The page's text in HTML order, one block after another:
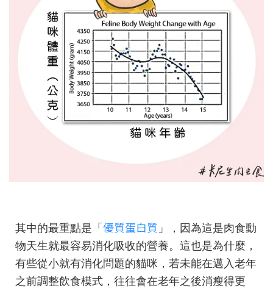
其中的最重點是「 優質蛋白質 」，因為這是肉食動
物天生就最容易消化吸收的營養。這也是為什麼，
有些從小就有消化問題的貓咪，若未能在邁入老年
之前調整飲食模式，往往會在老年之後消瘦得更